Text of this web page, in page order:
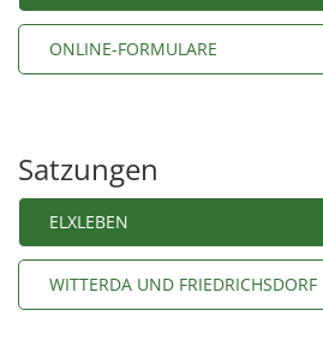
ONLINE-FORMULARE
Satzungen
ELXLEBEN
WITTERDA UND FRIEDRICHSDORF